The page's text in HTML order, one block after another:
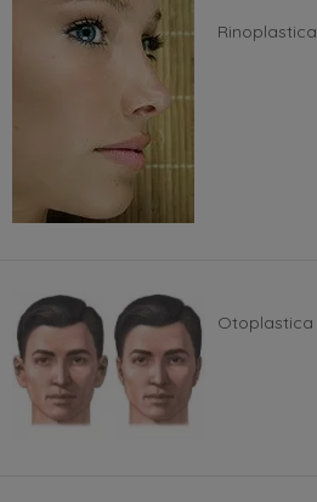
Rinoplastica
Otoplastica